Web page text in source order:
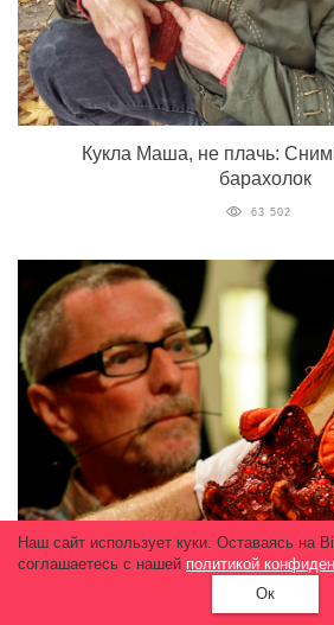
Кукла Маша, не плачь:
барахолок
63 502
Наш сайт использует куки. Оставаясь на
соглашаетесь с нашей политикой
Ок